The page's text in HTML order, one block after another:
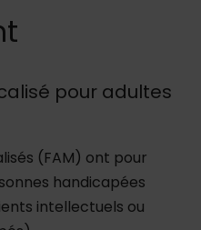
pour adultes
(FAM) ont pour
handicapées
intellectuels ou